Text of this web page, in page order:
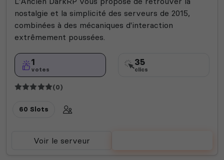
nostalgie et la simplicité des serveurs de 2015,
combinées à des mécaniques d'interaction
extrêmement poussées.
1
votes
35
clics
(0)
60 Slots
Voir le serveur